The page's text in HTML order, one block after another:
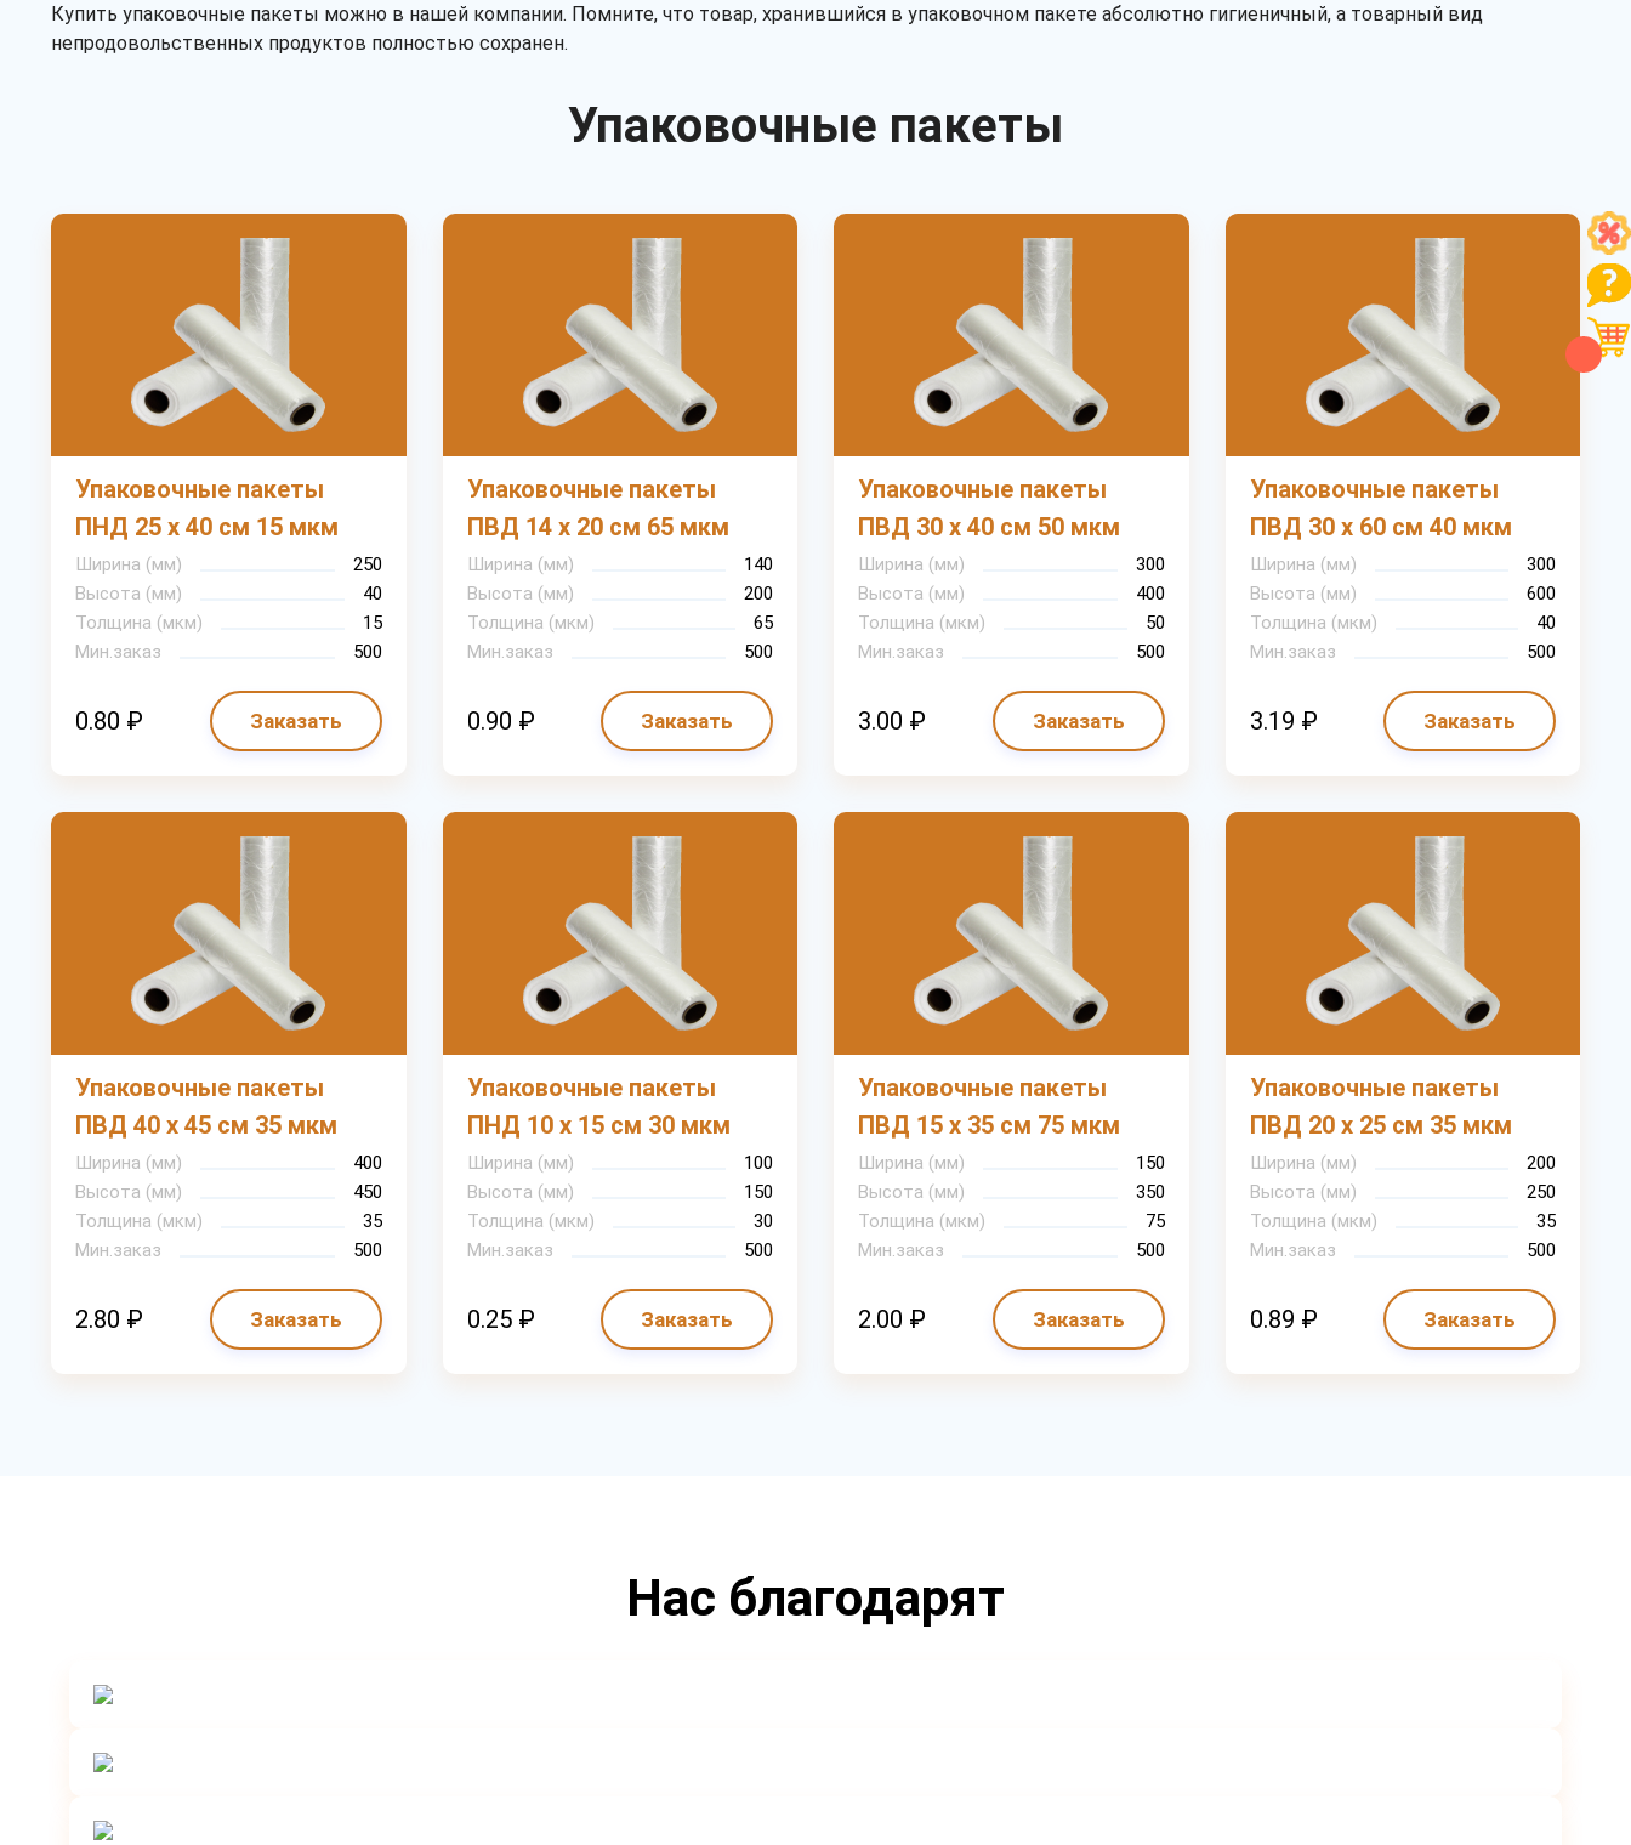
Купить упаковочные пакеты можно в нашей компании. Помните, что товар, хранившийся в упаковочном пакете абсолютно гигиеничный, а товарный вид
непродовольственных продуктов полностью сохранен.
Упаковочные пакеты
Упаковочные пакеты
ПНД 25 х 40 см 15 мкм
Ширина (мм)
250
Высота (мм)
40
Толщина (мкм)
15
Мин.заказ
500
0.80 ₽ Заказать
Упаковочные пакеты
ПВД 14 х 20 см 65 мкм
Ширина (мм)
140
Высота (мм)
200
Толщина (мкм)
65
Мин.заказ
500
0.90 ₽ Заказать
Упаковочные пакеты
ПВД 30 х 40 см 50 мкм
Ширина (мм)
300
Высота (мм)
400
Толщина (мкм)
50
Мин.заказ
500
3.00 ₽ Заказать
Упаковочные пакеты
ПВД 30 х 60 см 40 мкм
Ширина (мм)
300
Высота (мм)
600
Толщина (мкм)
40
Мин.заказ
500
3.19 ₽ Заказать
Упаковочные пакеты
ПВД 40 х 45 см 35 мкм
Ширина (мм)
400
Высота (мм)
450
Толщина (мкм)
35
Мин.заказ
500
2.80 ₽ Заказать
Упаковочные пакеты
ПНД 10 х 15 см 30 мкм
Ширина (мм)
100
Высота (мм)
150
Толщина (мкм)
30
Мин.заказ
500
0.25 ₽ Заказать
Упаковочные пакеты
ПВД 15 х 35 см 75 мкм
Ширина (мм)
150
Высота (мм)
350
Толщина (мкм)
75
Мин.заказ
500
2.00 ₽ Заказать
Упаковочные пакеты
ПВД 20 х 25 см 35 мкм
Ширина (мм)
200
Высота (мм)
250
Толщина (мкм)
35
Мин.заказ
500
0.89 ₽ Заказать
Нас благодарят